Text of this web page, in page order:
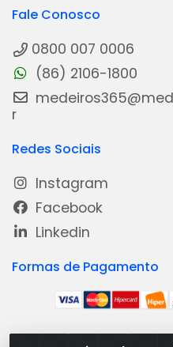
Fale Conosco
0800 007 0006
(86) 2106-1800
r
Redes Sociais
Instagram
Facebook
Linkedin
Formas de Pagamento